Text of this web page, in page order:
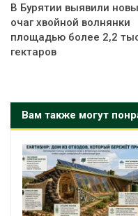
В Бурятии выявили
очаг хвойной волнянки
площадью более 2,2
гектаров
Вам также могут